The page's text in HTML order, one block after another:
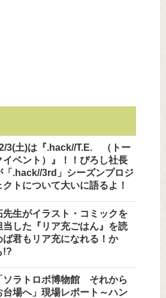
3(土)は『.hack//T.E. （トー
イベント）』！！ぴろし社長
「.hack//3rd」シーズンプロジ
クトについて大いに語るよ！
先生がイラスト・コミックを
当した『リア充ごはん』を読
ば君もリア充になれる！か
!?
ソラトロボ博物館 それから
台場へ」現場レポート～ハン